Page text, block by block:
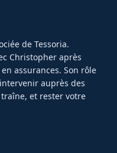
de Tessoria.
Christopher après
assurances. Son rôle
auprès des
et rester votre